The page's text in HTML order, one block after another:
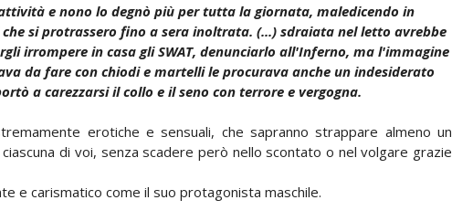
e nono lo degnò più per tutta la giornata, maledicendo in
si protrassero fino a sera inoltrata. (...) sdraiata nel letto avrebbe
irrompere in casa gli SWAT, denunciarlo all'Inferno, ma l'immagine
da fare con chiodi e martelli le procurava anche un indesiderato
a carezzarsi il collo e il seno con terrore e vergogna.
erotiche e sensuali, che sapranno strappare almeno un
di voi, senza scadere però nello scontato o nel volgare grazie
e carismatico come il suo protagonista maschile.